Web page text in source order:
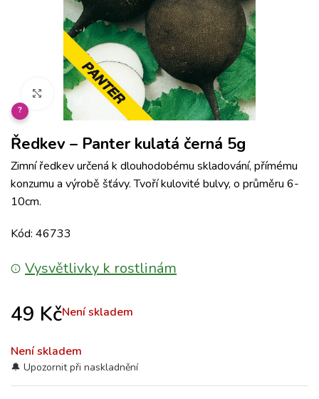
Klikněte pro zvětšení
?
Ředkev – Panter kulatá černá 5g
Zimní ředkev určená k dlouhodobému skladování, přímému
konzumu a výrobě šťávy. Tvoří kulovité bulvy, o průměru 6-
10cm.
Kód: 46733
Vysvětlivky k rostlinám
49 KčNení skladem
Není skladem